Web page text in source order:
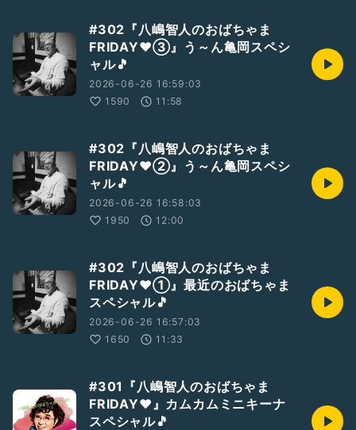
#302『八嶋智人のおばちゃま
FRIDAY❤️③』う～ん亀岡スペシ
ャル🎵
2026-06-26 16:59:03
1590
11:58
#302『八嶋智人のおばちゃま
FRIDAY❤️②』う～ん亀岡スペシ
ャル🎵
2026-06-26 16:58:03
1950
12:00
#302『八嶋智人のおばちゃま
FRIDAY❤️①』最近のおばちゃま
スペシャル🎵
2026-06-26 16:57:03
1650
11:33
#301『八嶋智人のおばちゃま
FRIDAY❤️』カムカムミニキーナ
スペシャル🎵